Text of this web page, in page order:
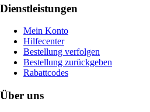
Dienstleistungen
Mein Konto
Hilfecenter
Bestellung verfolgen
Bestellung zurückgeben
Rabattcodes
Über uns